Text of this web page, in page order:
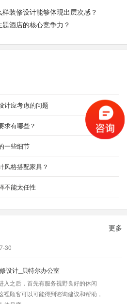
装修设计能够体现出层次感？
酒店的核心竞争力？
计应考虑的问题
求有哪些？
一些细节
风格搭配家具？
不能太任性
更多
毛胚阶段便开始筹划，全面性的讨论与
细节，重整原有动线不流畅的问题。屏
视...
设计经验的公司。我们随时有在建工地
30
楼装修设计
室装修公司 我们的设计师团队有着多年
公室设计经验，整个装修过程会有专门
30
设计_布吉中式酒店
30
设计_贝特尔办公室
入之后，首先有服务视野良好的休闲
裡顾客可以可能得到谘询建议和帮助，
尺度...